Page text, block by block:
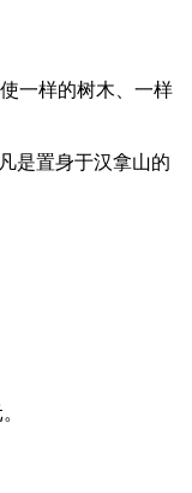
一样的树木、一样
是置身于汉拿山的